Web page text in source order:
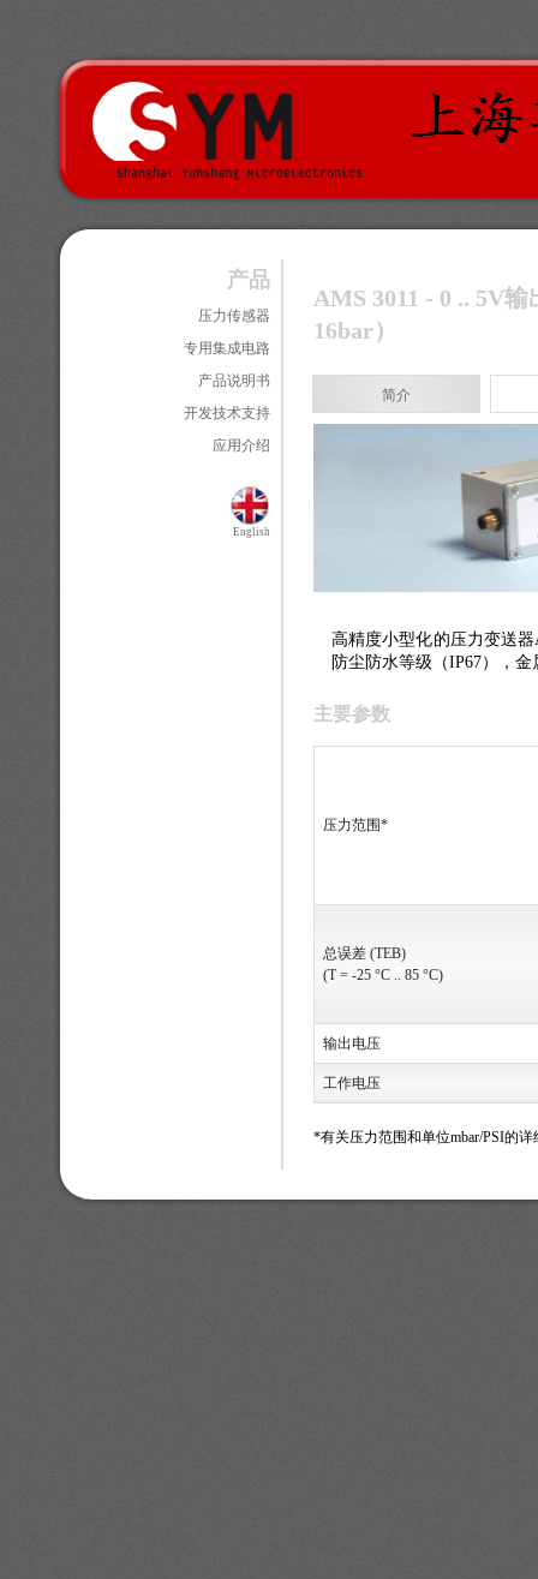
产品
压力传感器
专用集成电路
产品说明书
开发技术支持
应用介绍
English
AMS 3011 - 0 .. 5V
16bar）
简介
高精度小型化的压力变送
防尘防水等级（IP67），
主要参数
压力范围*
总误差 (TEB)
(T = -25 °C .. 85 °C)
输出电压
工作电压
*有关压力范围和单位mbar/PSI的